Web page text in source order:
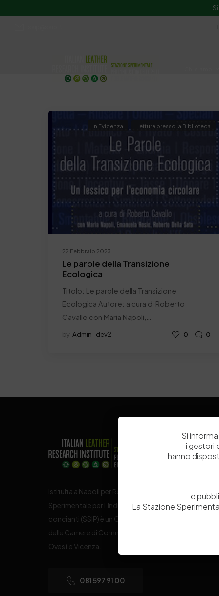
22 Febbraio 2023
In Evidenza Letture presso la Biblioteca
Le parole della Transizione
Ecologica
Titolo: Le parole della Transizione
Ecologica Autore: a cura di Roberto
Cavallo con Maria Napoli,…
by Admin_dev2 0 0
Istituita a Napoli per Regio Decreto nel 1885, la
Sperimentale per l’Industria delle Pelli e delle materie
concianti (SSIP) è un Organismo di Ricerca Nazionale
delle Camere di Commercio di Napoli, Toscana Nord-
Ovest e Vicenza.
081 597 91 00
Si
i gestori
hanno
e
La Stazione